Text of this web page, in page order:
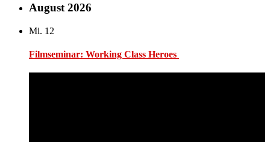
August 2026
Mi. 12
Filmseminar: Working Class Heroes